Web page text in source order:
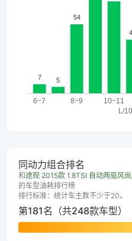
同动力组合排名
和途观 2015款 1.8TSI 自动两驱风
的车型油耗排行榜
排行标准：统计车主数不少于20。
第181名（共248款车型）